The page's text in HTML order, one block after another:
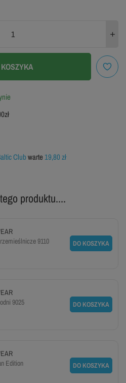
52
64
Clubwarte19,80 zł
produktu....
9110
DO KOSZYKA
9025
DO KOSZYKA
Edition
DO KOSZYKA